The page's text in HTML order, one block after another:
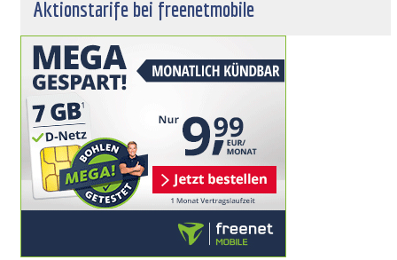
Aktionstarife bei freenetmobile